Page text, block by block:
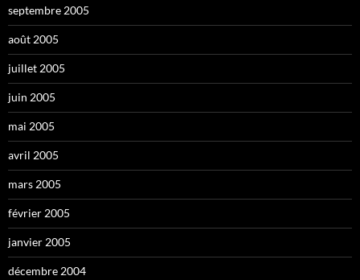
septembre 2005
août 2005
juillet 2005
juin 2005
mai 2005
avril 2005
mars 2005
février 2005
janvier 2005
décembre 2004